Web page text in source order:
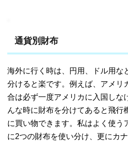
通貨別財布
海外に行く時は、円用、ドル用な
分けると楽です。例えば、アメリ
合は必ず一度アメリカに入国しな
んな時に財布を分けてあると飛行
に買い物できます。私はよく使う
に2つの財布を使い分け、更にカ